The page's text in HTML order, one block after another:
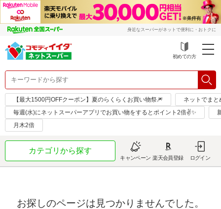
身近なスーパーがネットで便利に・おトクに
初めての方
【最大1500円OFFクーポン】夏のらくらくお買い物祭🎆
ネットでまと
毎週(水)にネットスーパーアプリでお買い物をするとポイント2倍✌✨
月木2倍
カテゴリから探す
キャンペーン 楽天会員登録 ログイン
お探しのページは見つかりませんでした。